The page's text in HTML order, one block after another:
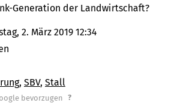
Generation der Landwirtschaft?
2. März 2019 12:34
SBV Stall
bevorzugen ?